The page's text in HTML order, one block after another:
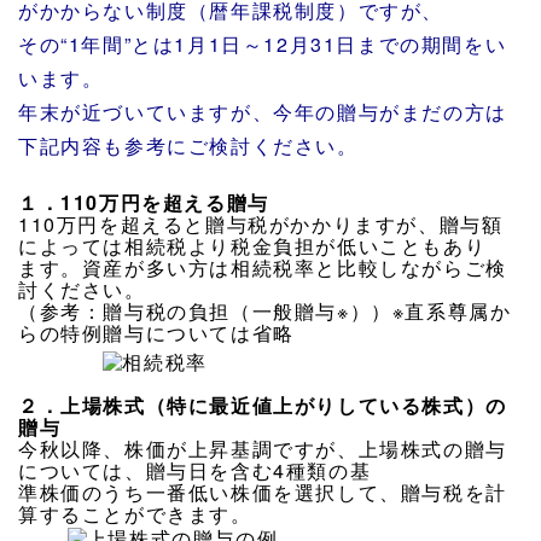
がかからない制度（暦年課税制度）ですが、
その“1年間”とは1月1日～12月31日までの期間をい
います。
年末が近づいていますが、今年の贈与がまだの方は
下記内容も参考にご検討ください。
１．110万円を超える贈与
110万円を超えると贈与税がかかりますが、贈与額
によっては相続税より税金負担が低いこともあり
ます。資産が多い方は相続税率と比較しながらご検
討ください。
（参考：贈与税の負担（一般贈与※））※直系尊属か
らの特例贈与については省略
２．上場株式（特に最近値上がりしている株式）の
贈与
今秋以降、株価が上昇基調ですが、上場株式の贈与
については、贈与日を含む4種類の基
準株価のうち一番低い株価を選択して、贈与税を計
算することができます。